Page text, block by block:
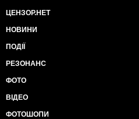
ЦЕНЗОР.НЕТ
НОВИНИ
ПОДІЇ
РЕЗОНАНС
ФОТО
ВІДЕО
ФОТОШОПИ